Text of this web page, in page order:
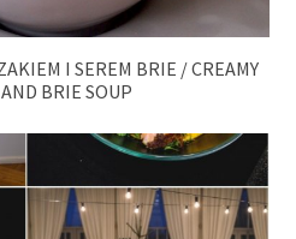
I SEREM BRIE / CREAMY
BRIE SOUP